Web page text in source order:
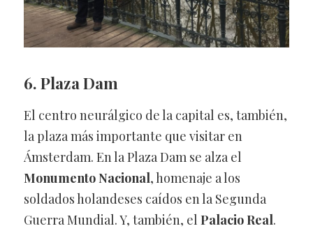
6. Plaza Dam
El centro neurálgico de la capital es, también,
la plaza más importante que visitar en
Ámsterdam. En la Plaza Dam se alza el
Monumento Nacional, homenaje a los
soldados holandeses caídos en la Segunda
Guerra Mundial. Y, también, el Palacio Real.